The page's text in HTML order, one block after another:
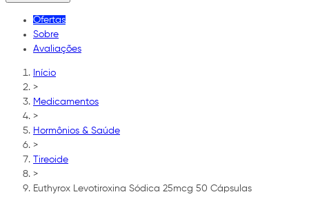
Ofertas
Sobre
Avaliações
Início
>
Medicamentos
>
Hormônios & Saúde
>
Tireoide
>
Euthyrox Levotiroxina Sódica 25mcg 50 Cápsulas